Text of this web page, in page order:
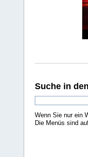
Suche in
Wenn Sie nur ein
Die Menüs sind